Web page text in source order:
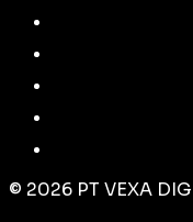
© 2026 PT VEXA